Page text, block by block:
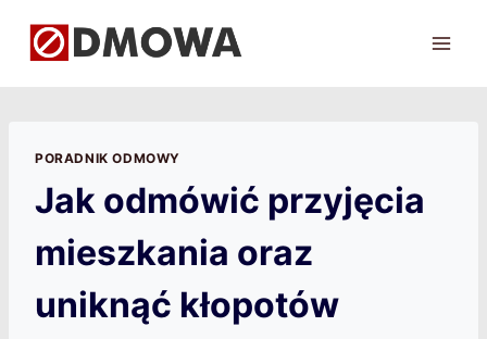
PORADNIK ODMOWY
Jak odmówić przyjęcia
mieszkania oraz
uniknąć kłopotów